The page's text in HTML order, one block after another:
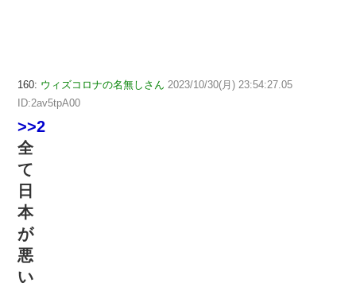
160: ウィズコロナの名無しさん 2023/10/30(月) 23:54:27.05
ID:2av5tpA00
>>2
全
て
日
本
が
悪
い